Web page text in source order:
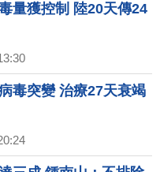
量獲控制 陸20天傳24
毒突變 治療27天衰竭